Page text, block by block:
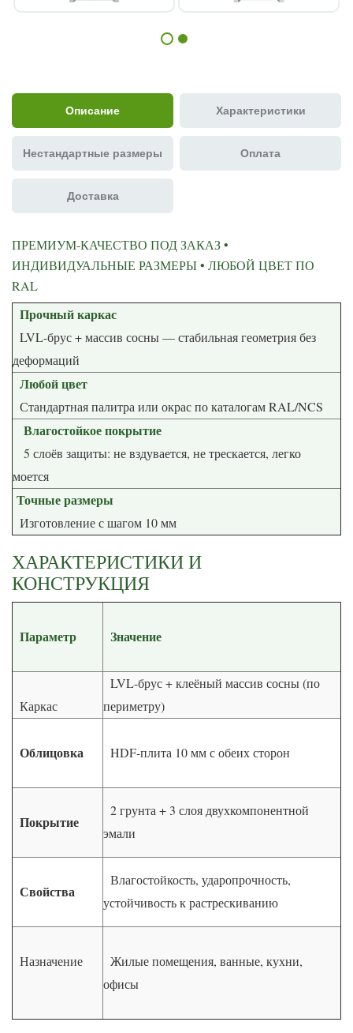
Описание Характеристики
Нестандартные размеры Оплата
Доставка
ПРЕМИУМ-КАЧЕСТВО ПОД ЗАКАЗ •
ИНДИВИДУАЛЬНЫЕ РАЗМЕРЫ • ЛЮБОЙ ЦВЕТ ПО
RAL
Прочный каркас
LVL-брус + массив сосны — стабильная геометрия без
деформаций
Любой цвет
Стандартная палитра или окрас по каталогам RAL/NCS
Влагостойкое покрытие
5 слоёв защиты: не вздувается, не трескается, легко
моется
Точные размеры
Изготовление с шагом 10 мм
ХАРАКТЕРИСТИКИ И
КОНСТРУКЦИЯ
Параметр Значение
Каркас
LVL-брус + клеёный массив сосны (по
периметру)
Облицовка HDF-плита 10 мм с обеих сторон
Покрытие
2 грунта + 3 слоя двухкомпонентной
эмали
Свойства
Влагостойкость, ударопрочность,
устойчивость к растрескиванию
Назначение
Жилые помещения, ванные, кухни,
офисы